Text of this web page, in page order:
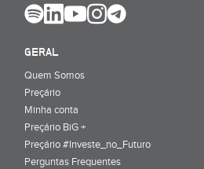
GERAL
Quem Somos
Preçário
Minha conta
Preçário BiG +
Preçário #Investe_no_Futuro
Perguntas Frequentes